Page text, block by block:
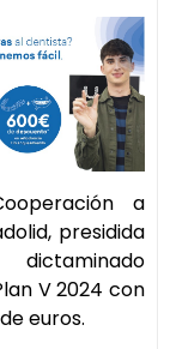
a
presidida
V 2024 con
euros.